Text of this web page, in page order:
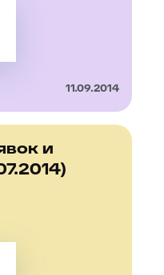
11.09.2014
и